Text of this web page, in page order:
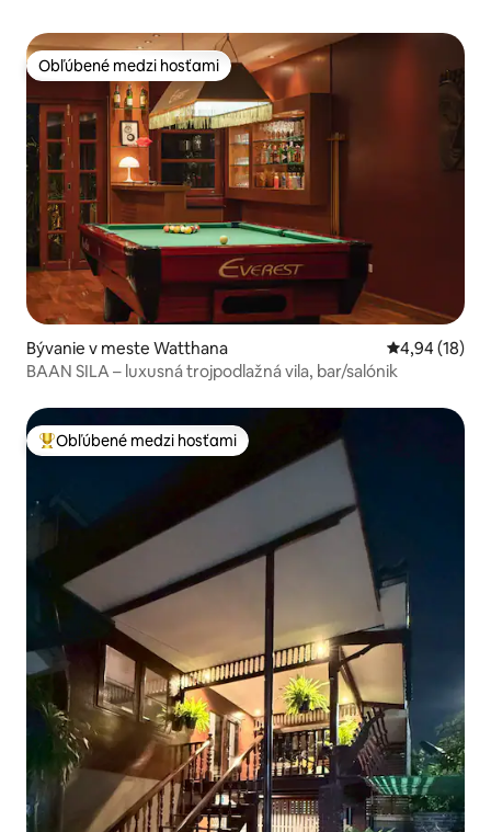
Obľúbené medzi hosťami
Obľúbené medzi hosťami
Bývanie v meste Watthana Priemerné
4,94 (18)
BAAN SILA – luxusná trojpodlažná vila, bar/salónik
Najobľúbenejšie medzi hosťami
Obľúbené medzi hosťami